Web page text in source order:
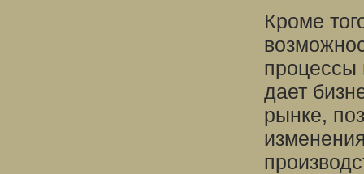
Кроме
процессы
дает
рынке,